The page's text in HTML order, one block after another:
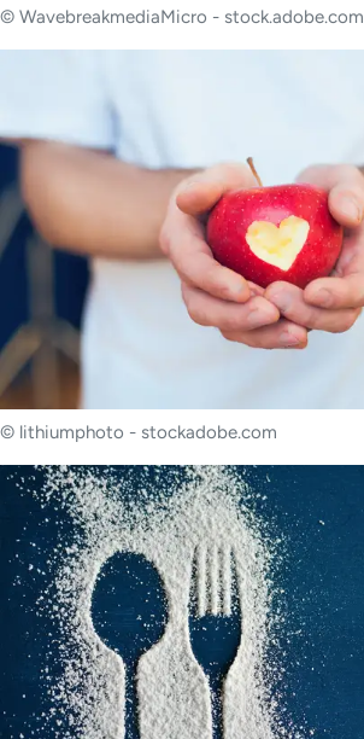
© WavebreakmediaMicro - stock.adobe.com
© lithiumphoto - stockadobe.com